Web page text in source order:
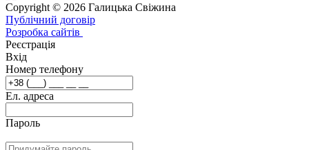
Copyright © 2026 Галицька Свіжина
Публічний договір
Розробка сайтів
Реєстрація
Вхід
Номер телефону
Ел. адреса
Пароль